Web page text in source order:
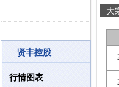
贤丰控股
行情图表
大